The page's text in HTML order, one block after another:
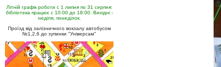
Літній графік роботи с 1 липня по 31 серпня:
бібліотека працює с 10:00 до 18:00. Вихідні -
неділя, понеділок.
Проїзд від залізничного вокзалу автобусом
№1,2,6 до зупинки "Універсам"